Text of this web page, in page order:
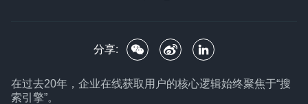
分享:
在过去20年，企业在线获取用户的核心逻辑始终聚焦于“搜
索引擎”。